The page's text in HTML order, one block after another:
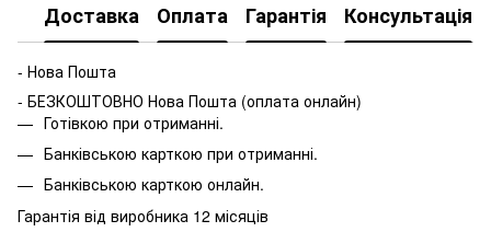
Доставка Оплата Гарантія Консультація
- Нова Пошта
- БЕЗКОШТОВНО Нова Пошта (оплата онлайн)
Готівкою при отриманні.
Банківською карткою при отриманні.
Банківською карткою онлайн.
Гарантія від виробника 12 місяців